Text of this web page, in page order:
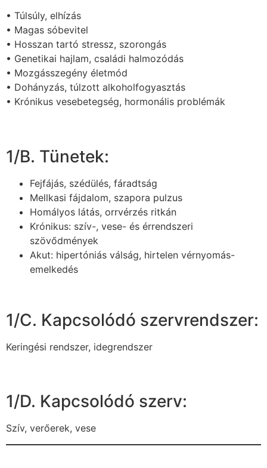
• Túlsúly, elhízás
• Magas sóbevitel
• Hosszan tartó stressz, szorongás
• Genetikai hajlam, családi halmozódás
• Mozgásszegény életmód
• Dohányzás, túlzott alkoholfogyasztás
• Krónikus vesebetegség, hormonális problémák
1/B. Tünetek:
Fejfájás, szédülés, fáradtság
Mellkasi fájdalom, szapora pulzus
Homályos látás, orrvérzés ritkán
Krónikus: szív-, vese- és érrendszeri
szövődmények
Akut: hipertóniás válság, hirtelen vérnyomás-
emelkedés
1/C. Kapcsolódó szervrendszer:
Keringési rendszer, idegrendszer
1/D. Kapcsolódó szerv:
Szív, verőerek, vese